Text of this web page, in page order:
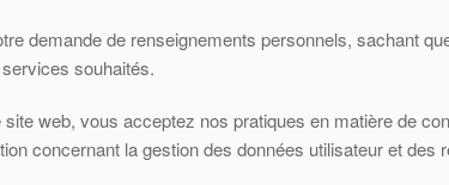
demande de renseignements personnels, sachant
souhaités.
web, vous acceptez nos pratiques en matière de
concernant la gestion des données utilisateur et des